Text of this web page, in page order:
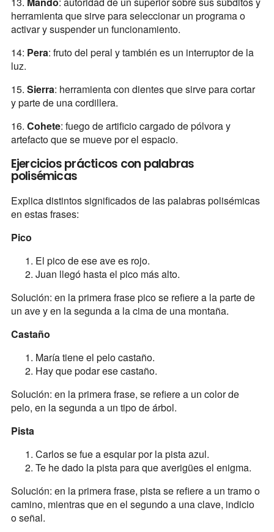
herramienta que sirve para seleccionar un programa o
activar y suspender un funcionamiento.
14: Pera: fruto del peral y también es un interruptor de la
luz.
15. Sierra: herramienta con dientes que sirve para cortar
y parte de una cordillera.
16. Cohete: fuego de artificio cargado de pólvora y
artefacto que se mueve por el espacio.
Ejercicios prácticos con palabras
polisémicas
Explica distintos significados de las palabras polisémicas
en estas frases:
Pico
El pico de ese ave es rojo.
Juan llegó hasta el pico más alto.
Solución: en la primera frase pico se refiere a la parte de
un ave y en la segunda a la cima de una montaña.
Castaño
María tiene el pelo castaño.
Hay que podar ese castaño.
Solución: en la primera frase, se refiere a un color de
pelo, en la segunda a un tipo de árbol.
Pista
Carlos se fue a esquiar por la pista azul.
Te he dado la pista para que averigües el enigma.
Solución: en la primera frase, pista se refiere a un tramo o
camino, mientras que en el segundo a una clave, indicio
o señal.